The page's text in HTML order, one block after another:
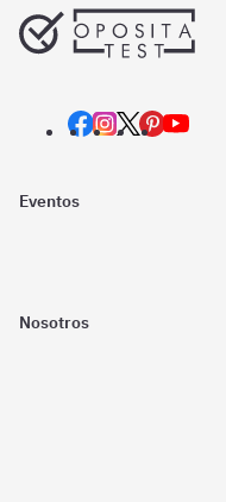
Eventos
Nosotros